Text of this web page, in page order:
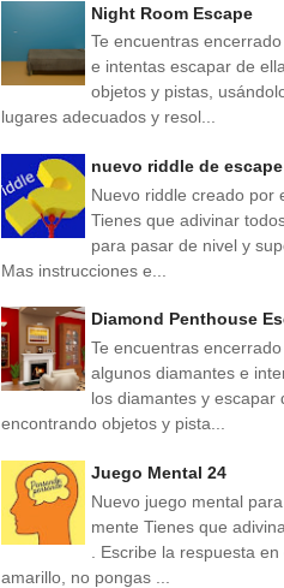
Night Room Escape
Te encuentras
e intentas escapar de
objetos y pistas,
lugares adecuados y resol...
nuevo riddle de
Nuevo riddle creado por
Tienes que adivinar
para pasar de nivel y
Mas instrucciones e...
Diamond Penthouse
Te encuentras
algunos diamantes e
los diamantes y escapar
encontrando objetos y pista...
Juego Mental 24
Nuevo juego mental
mente Tienes que
. Escribe la respuesta
amarillo, no pongas ...